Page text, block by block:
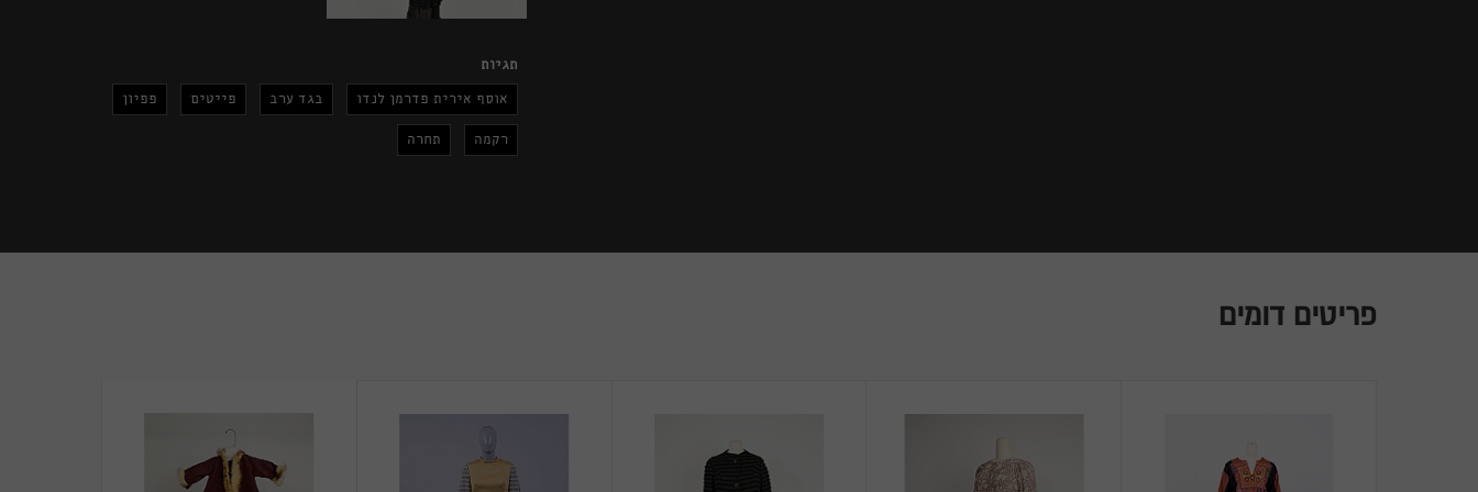
תגיות
אוסף אירית פדרמן לנדו בגד ערב פייטים פפיון
רקמה תחרה
פריטים דומים